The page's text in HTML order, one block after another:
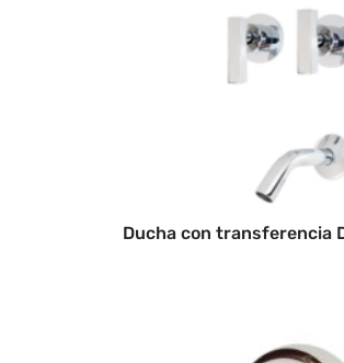
Ducha con transferencia